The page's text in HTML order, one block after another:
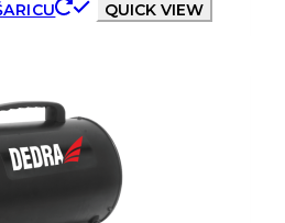
QUICK VIEW